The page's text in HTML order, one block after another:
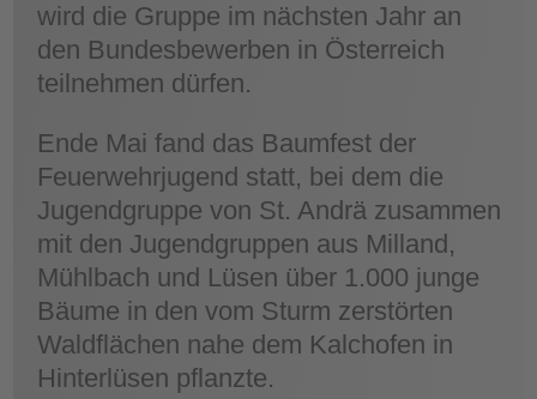
wird die Gruppe im nächsten Jahr an
den Bundesbewerben in Österreich
teilnehmen dürfen.
Ende Mai fand das Baumfest der
Feuerwehrjugend statt, bei dem die
Jugendgruppe von St. Andrä zusammen
mit den Jugendgruppen aus Milland,
Mühlbach und Lüsen über 1.000 junge
Bäume in den vom Sturm zerstörten
Waldflächen nahe dem Kalchofen in
Hinterlüsen pflanzte.